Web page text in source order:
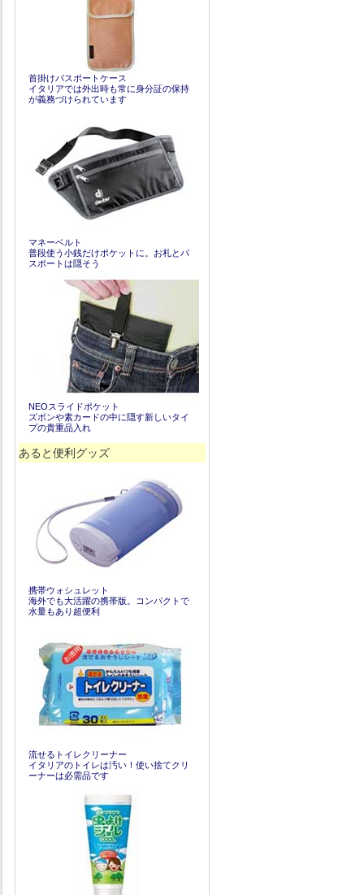
首掛けパスポートケース
イタリアでは外出時も常に身分証の保持
が義務づけられています
マネーベルト
普段使う小銭だけポケットに。お札とパ
スポートは隠そう
NEOスライドポケット
ズボンや素カードの中に隠す新しいタイ
プの貴重品入れ
あると便利グッズ
携帯ウォシュレット
海外でも大活躍の携帯版。コンパクトで
水量もあり超便利
流せるトイレクリーナー
イタリアのトイレは汚い！使い捨てクリ
ーナーは必需品です